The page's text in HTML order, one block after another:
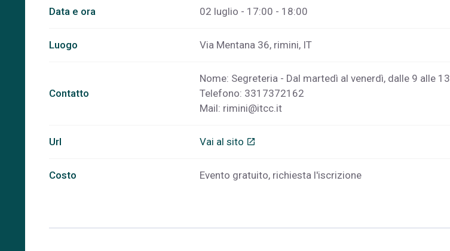
Data e ora 02 luglio - 17:00 - 18:00
Luogo Via Mentana 36, rimini, IT
Contatto
Nome: Segreteria - Dal martedì al venerdì, dalle 9 alle 13
Telefono: 3317372162
Mail: rimini@itcc.it
Url Vai al sito open_in_new
Costo Evento gratuito, richiesta l'iscrizione